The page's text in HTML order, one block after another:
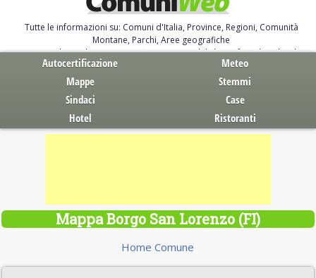
Tutte le informazioni su: Comuni d'Italia, Province, Regioni, Comunità
Montane, Parchi, Aree geografiche
Servizi al Cittadino. Autocertificazione, moduli, leggi, free download
Autocertificazione
Meteo
Mappe
Stemmi
Sindaci
Case
Hotel
Ristoranti
Mappa Borgo San Lorenzo (FI)
Home Comune